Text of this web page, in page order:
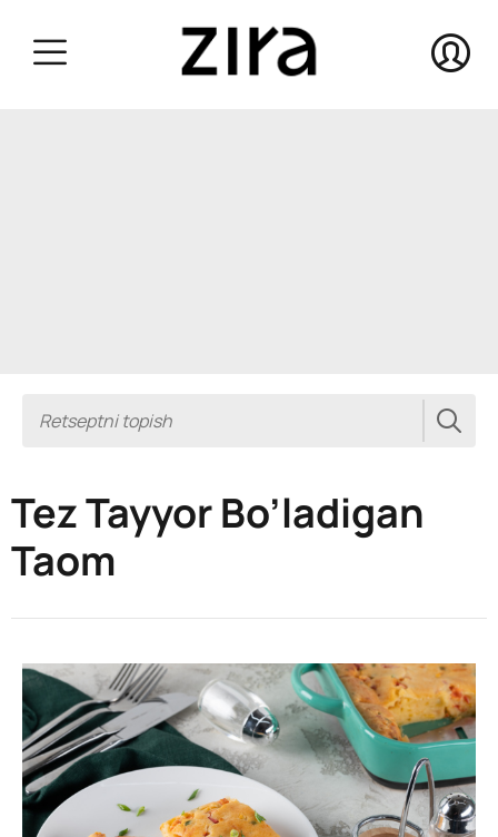
Tez Tayyor Bo’ladigan
Taom